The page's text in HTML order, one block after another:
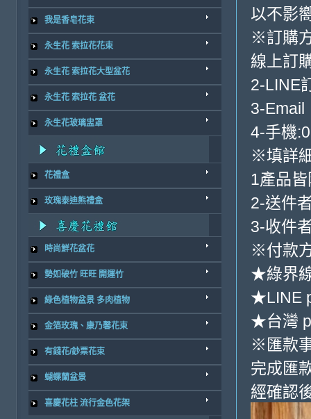
我是香皂花束
永生花 索拉花花束
永生花 索拉花大型盆花
永生花 索拉花 盆花
永生花玻璃盅罩
花禮盒
玫瑰泰迪熊禮盒
時尚鮮花盆花
勢如破竹 旺旺 開運竹
綠色植物盆景 多肉植物
金箔玫瑰、康乃馨花束
有錢花/鈔票花束
蝴蝶蘭盆景
喜慶花柱 流行金色花架
以不影
※訂購
線上訂
2-LINE
3-Email
4-手機
※填詳
1產品
2-送件
3-收件
※付款
★綠界
★LINE
★台灣
※匯款
完成匯
經確認